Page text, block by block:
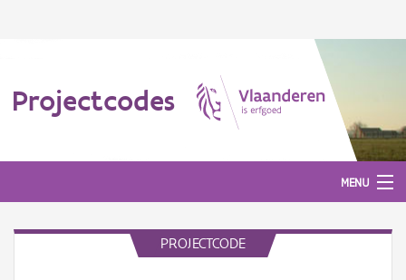
Projectcodes
MENU
PROJECTCODE